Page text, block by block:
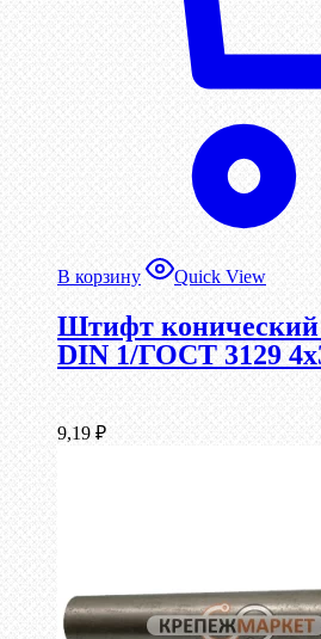
В корзину Quick View
Штифт конический
DIN 1/ГОСТ 3129
9,19 ₽